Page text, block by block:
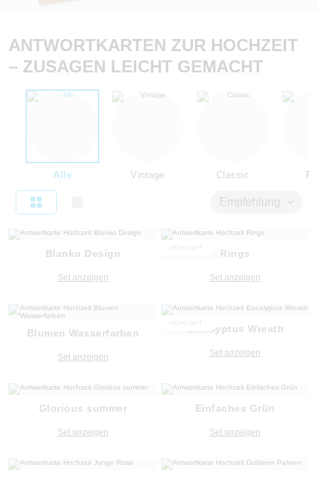
ANTWORTKARTEN ZUR HOCHZEIT
– ZUSAGEN LEICHT GEMACHT
Alle Vintage Classic
Empfehlung
Blanko Design
Set anzeigen
Rings
Set anzeigen
Blumen Wasserfarben
Set anzeigen
Eucalyptus Wreath
Set anzeigen
Glorious summer
Set anzeigen
Einfaches Grün
Set anzeigen